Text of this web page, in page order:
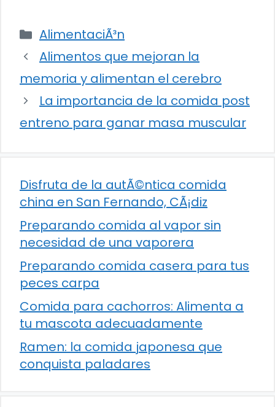
Categorías
AlimentaciÃ³n
Alimentos que mejoran la
memoria y alimentan el cerebro
La importancia de la comida post
entreno para ganar masa muscular
Disfruta de la autÃ©ntica comida
china en San Fernando, CÃ¡diz
Preparando comida al vapor sin
necesidad de una vaporera
Preparando comida casera para tus
peces carpa
Comida para cachorros: Alimenta a
tu mascota adecuadamente
Ramen: la comida japonesa que
conquista paladares